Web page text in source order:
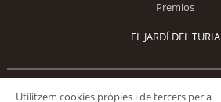
Premios
EL JARDÍ DEL TURIA
Utilitzem cookies pròpies i de tercers per a